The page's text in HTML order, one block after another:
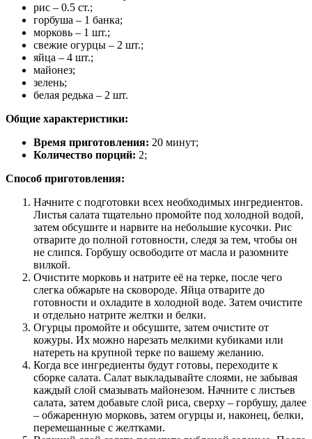
рис – 0.5 ст.;
горбуша – 1 банка;
морковь – 1 шт.;
свежие огурцы – 2 шт.;
яйца – 4 шт.;
майонез;
зелень;
белая редька – 2 шт.
Общие характеристики:
Время приготовления: 20 минут;
Количество порций: 2;
Способ приготовления:
Начните с подготовки всех необходимых ингредиентов.
Листья салата тщательно промойте под холодной водой,
затем обсушите и нарвите на небольшие кусочки. Рис
отварите до полной готовности, следя за тем, чтобы он
не слипся. Горбушу освободите от масла и разомните
вилкой.
Очистите морковь и натрите её на терке, после чего
слегка обжарьте на сковороде. Яйца отварите до
готовности и охладите в холодной воде. Затем очистите
и отдельно натрите желтки и белки.
Огурцы промойте и обсушите, затем очистите от
кожуры. Их можно нарезать мелкими кубиками или
натереть на крупной терке по вашему желанию.
Когда все ингредиенты будут готовы, переходите к
сборке салата. Салат выкладывайте слоями, не забывая
каждый слой смазывать майонезом. Начните с листьев
салата, затем добавьте слой риса, сверху – горбушу, далее
– обжаренную морковь, затем огурцы и, наконец, белки,
перемешанные с желтками.